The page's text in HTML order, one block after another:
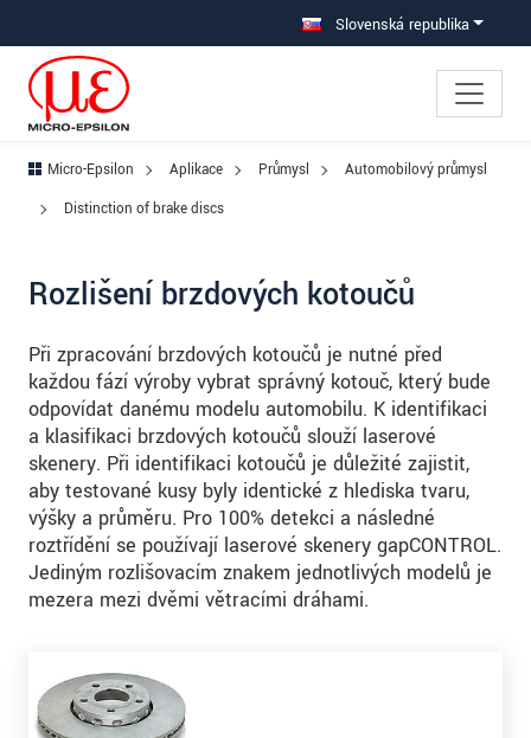
Prejdite priamo na hlavnú navigáciu Slovenská republika
Micro-Epsilon Aplikace Průmysl
Automobilový průmysl
Distinction of brake discs
Rozlišení brzdových kotoučů
Při zpracování brzdových kotoučů je nutné před
každou fází výroby vybrat správný kotouč, který bude
odpovídat danému modelu automobilu. K identifikaci
a klasifikaci brzdových kotoučů slouží laserové
skenery. Při identifikaci kotoučů je důležité zajistit,
aby testované kusy byly identické z hlediska tvaru,
výšky a průměru. Pro 100% detekci a následné
roztřídění se používají laserové skenery gapCONTROL.
Jediným rozlišovacím znakem jednotlivých modelů je
mezera mezi dvěmi větracími dráhami.